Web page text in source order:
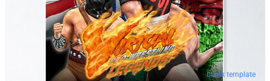
blank template